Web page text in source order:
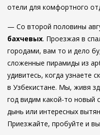
отели для комфортного
— Со второй половины
бахчевых. Проезжая в
городами, вам то и дело
сложенные пирамиды из
удивитесь, когда узнаете
в Узбекистане. Мы, живя
год видим какой-то новый
дынь или интересных
Приезжайте, пробуйте и